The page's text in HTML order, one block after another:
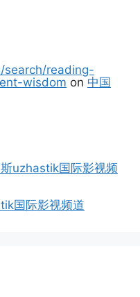
search/reading-
wisdom on 中国
uzhastik国际影视频
国际影视频道